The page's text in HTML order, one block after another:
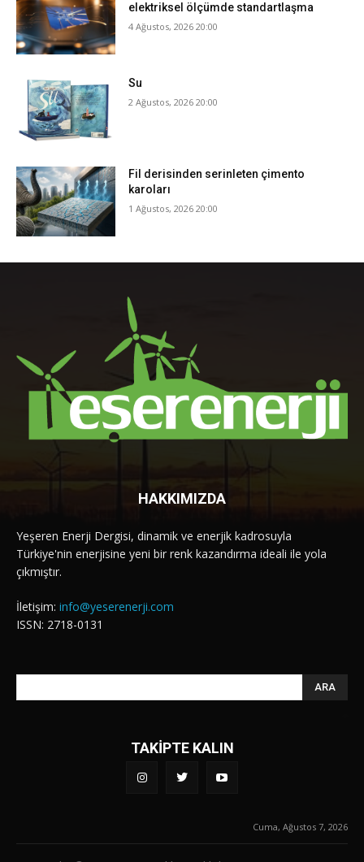
elektriksel ölçümde standartlaşma
4 Ağustos, 2026 20:00
Su
2 Ağustos, 2026 20:00
Fil derisinden serinleten çimento
karoları
1 Ağustos, 2026 20:00
HAKKIMIZDA
Yeşeren Enerji Dergisi, dinamik ve enerjik kadrosuyla
Türkiye'nin enerjisine yeni bir renk kazandırma ideali ile yola
çıkmıştır.
İletişim: info@yeserenerji.com
ISSN: 2718-0131
ARA
TAKİPTE KALIN
Cuma, Ağustos 7, 2026